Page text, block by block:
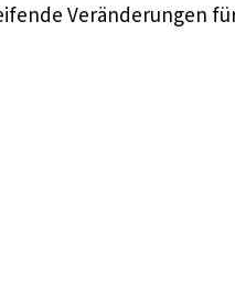
Veränderungen